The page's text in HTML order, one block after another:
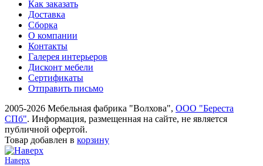
Как заказать
Доставка
Сборка
О компании
Контакты
Галерея интерьеров
Дисконт мебели
Сертификаты
Отправить письмо
2005-2026 Мебельная фабрика "Волхова", ООО "Береста
СПб". Информация, размещенная на сайте, не является
публичной офертой.
Товар добавлен в корзину
Наверх